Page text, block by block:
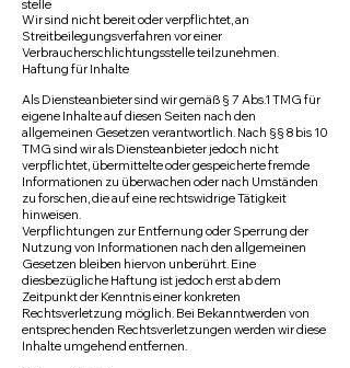
stelle
Wir sind nicht bereit oder verpflichtet, an
Streitbeilegungsverfahren vor einer
Verbraucherschlichtungsstelle teilzunehmen.
Haftung für Inhalte
Als Diensteanbieter sind wir gemäß § 7 Abs.1 TMG für
eigene Inhalte auf diesen Seiten nach den
allgemeinen Gesetzen verantwortlich. Nach §§ 8 bis 10
TMG sind wir als Diensteanbieter jedoch nicht
verpflichtet, übermittelte oder gespeicherte fremde
Informationen zu überwachen oder nach Umständen
zu forschen, die auf eine rechtswidrige Tätigkeit
hinweisen.
Verpflichtungen zur Entfernung oder Sperrung der
Nutzung von Informationen nach den allgemeinen
Gesetzen bleiben hiervon unberührt. Eine
diesbezügliche Haftung ist jedoch erst ab dem
Zeitpunkt der Kenntnis einer konkreten
Rechtsverletzung möglich. Bei Bekanntwerden von
entsprechenden Rechtsverletzungen werden wir diese
Inhalte umgehend entfernen.